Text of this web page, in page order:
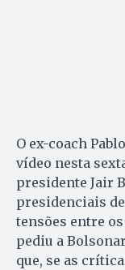
O ex-coach
vídeo nesta
presidente Jair
presidenciais
tensões entre
pediu a
que, se as